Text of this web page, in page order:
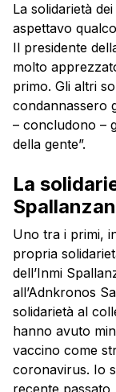
La solidarietà
aspettavo
Il presidente
molto
primo. Gli altri
condannassero
– concludono –
della gente”.
La
Uno tra i primi,
propria
dell’Inmi
all’Adnkronos
solidarietà al
hanno avuto
vaccino come
coronavirus. Io